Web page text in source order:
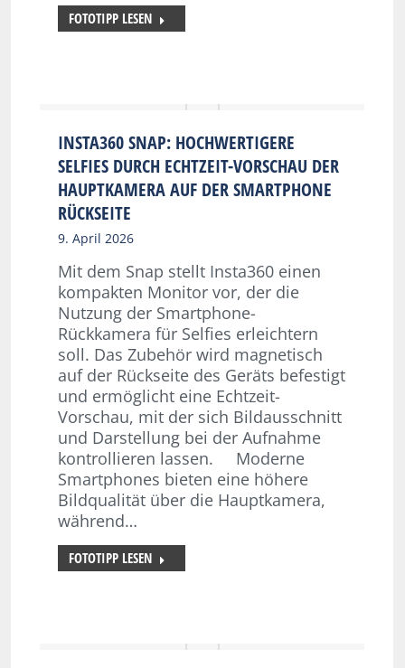
FOTOTIPP LESEN
INSTA360 SNAP: HOCHWERTIGERE
SELFIES DURCH ECHTZEIT-VORSCHAU DER
HAUPTKAMERA AUF DER SMARTPHONE
RÜCKSEITE
9. April 2026
Mit dem Snap stellt Insta360 einen
kompakten Monitor vor, der die
Nutzung der Smartphone-
Rückkamera für Selfies erleichtern
soll. Das Zubehör wird magnetisch
auf der Rückseite des Geräts befestigt
und ermöglicht eine Echtzeit-
Vorschau, mit der sich Bildausschnitt
und Darstellung bei der Aufnahme
kontrollieren lassen. Moderne
Smartphones bieten eine höhere
Bildqualität über die Hauptkamera,
während…
FOTOTIPP LESEN